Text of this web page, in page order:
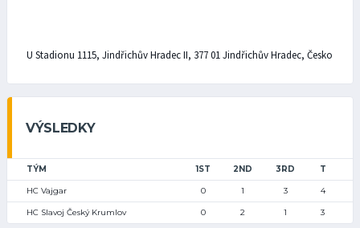
U Stadionu 1115, Jindřichův Hradec II, 377 01 Jindřichův Hradec, Česko
VÝSLEDKY
TÝM 1ST 2ND 3RD T
HC Vajgar 0 1 3 4
HC Slavoj Český Krumlov 0 2 1 3